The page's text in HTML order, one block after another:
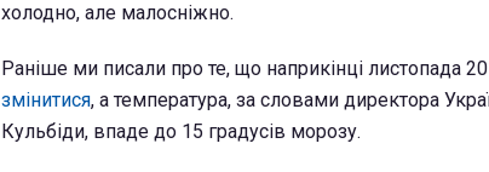
холодно, але малосніжно.
Раніше ми писали про те, що наприкінці листопада
змінитися, а температура, за словами директора
Кульбіди, впаде до 15 градусів морозу.